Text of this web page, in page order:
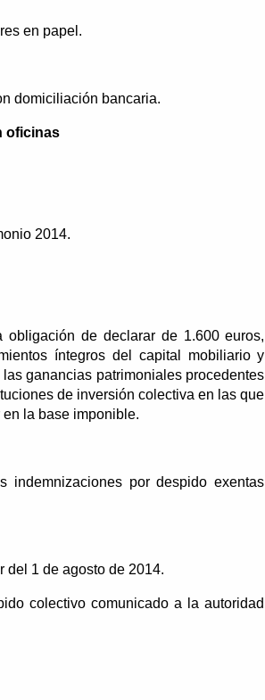
en papel.
domiciliación bancaria.
oficinas
2014.
de declarar de 1.600 euros,
íntegros del capital mobiliario y
ganancias patrimoniales procedentes
de inversión colectiva en las que
la base imponible.
por despido exentas
del 1 de agosto de 2014.
colectivo comunicado a la autoridad